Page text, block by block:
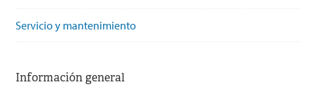
Servicio y mantenimiento
Información general